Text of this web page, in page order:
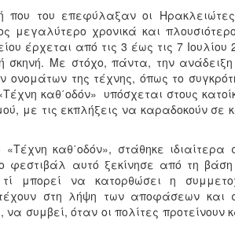
που του επεφύλαξαν οι
μεγαλύτερο χρονικά και
έρχεται από τις 3 έως τις 7 Ιουλίου
σκηνή. Με στόχο, πάντα, την ανάδειξη
ονομάτων της τέχνης, όπως το
καθ΄οδόν» υπόσχεται στους
με τις εκπλήξεις να καραδοκούν σε
καθ΄οδόν», στάθηκε ιδιαίτερα
φεστιβάλ αυτό ξεκίνησε από τη βάση
μπορεί να κατορθώσει η
στη λήψη των αποφάσεων και
συμβεί, όταν οι πολίτες προτείνουν